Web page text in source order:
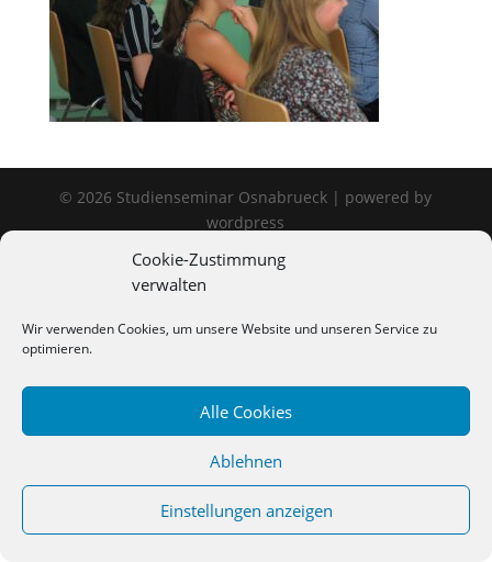
Cookie-Zustimmung
verwalten
Wir verwenden Cookies, um unsere Website und unseren Service zu
optimieren.
Alle Cookies
Ablehnen
Einstellungen anzeigen
© 2026 Studienseminar Osnabrueck | powered by
wordpress